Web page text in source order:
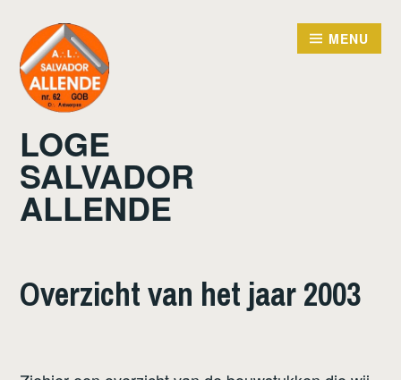
naar
inhoud
LOGE
SALVADOR
ALLENDE
MENU
Overzicht van het jaar 2003